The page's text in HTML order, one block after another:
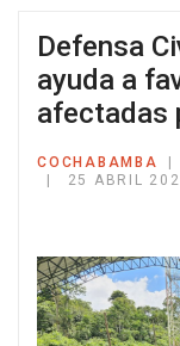
Defensa
ayuda a
afectadas
COCHABAMBA
25 ABRIL